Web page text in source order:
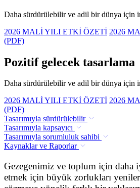
Daha sürdürülebilir ve adil bir dünya için
2026 MALİ YILI ETKİ ÖZETİ 2026
(PDF)
Pozitif gelecek tasarlama
Daha sürdürülebilir ve adil bir dünya için
2026 MALİ YILI ETKİ ÖZETİ 2026
(PDF)
Tasarımıyla sürdürülebilir
Tasarımıyla kapsayıcı
Tasarımıyla sorumluluk sahibi
Kaynaklar ve Raporlar
Gezegenimiz ve toplum için daha
etmek için büyük zorlukları